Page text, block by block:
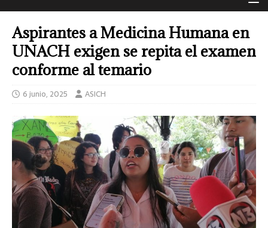
Aspirantes a Medicina Humana en
UNACH exigen se repita el examen
conforme al temario
6 junio, 2025 ASICH